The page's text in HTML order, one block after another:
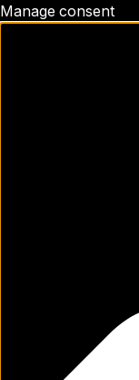
Manage consent